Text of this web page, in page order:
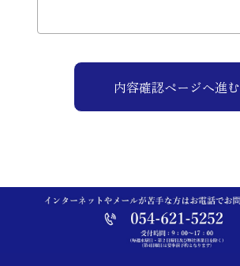
内容確認ページへ進む